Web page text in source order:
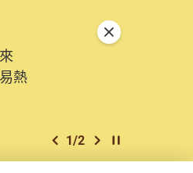
熱
上一個
1/2 下一個開始/暫停幻燈
關閉特別通告